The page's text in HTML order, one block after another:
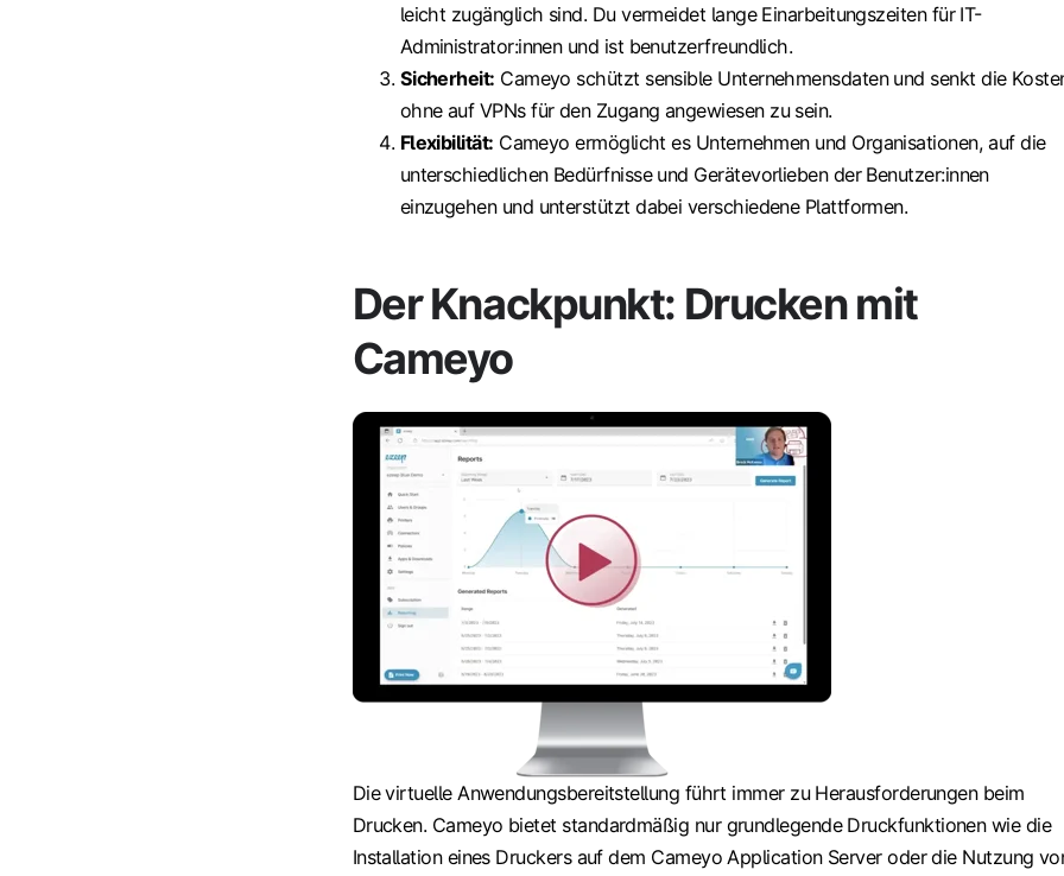
leicht zugänglich sind. Du vermeidet lange Einarbeitungszeiten für IT-
Administrator:innen und ist benutzerfreundlich.
Sicherheit: Cameyo schützt sensible Unternehmensdaten und senkt die
ohne auf VPNs für den Zugang angewiesen zu sein.
Flexibilität: Cameyo ermöglicht es Unternehmen und Organisationen, auf die
unterschiedlichen Bedürfnisse und Gerätevorlieben der Benutzer:innen
einzugehen und unterstützt dabei verschiedene Plattformen.
Der Knackpunkt: Drucken mit
Cameyo
Die virtuelle Anwendungsbereitstellung führt immer zu Herausforderungen beim
Drucken. Cameyo bietet standardmäßig nur grundlegende Druckfunktionen wie die
Installation eines Druckers auf dem Cameyo Application Server oder die Nutzung